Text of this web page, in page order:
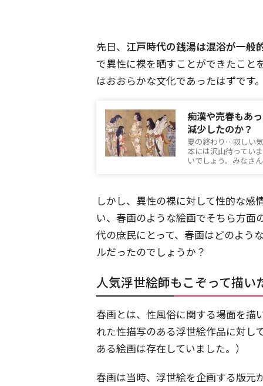
先日、 江戸時代の銭湯は混浴が一般
で異性に裸を晒すことができたこと
はおおらかな文化であったはずです
痴漢や売春もあ
減少したのか？
夏の終わり…寂しい
本には沢山待ってい
いでしょう。みなさ
しかし、異性の裸に対して性的な感
い、春画のような絵画でそちら方面
代の庶民にとって、春画はどのよう
ルだったのでしょうか？
人気浮世絵師もこぞって描い
春画とは、性風俗に関する場面を描
れた性描写のある浮世絵作品に対し
ある絵画は存在していました。）
春画は当時、浮世絵を企画する版元